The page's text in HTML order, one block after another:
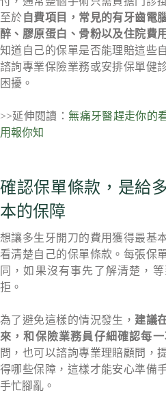
至於 自費項目，常見的有牙齒電
醉、膠原蛋白、骨粉以及住院費
知道自己的保單是否能理賠這些
諮詢專業保險業務或安排保單健
困擾。
>>延伸閱讀：無痛牙醫趕走你的
用報你知
確認保單條款，是給
本的保障
想讓多生牙開刀的費用獲得最基
看清楚自己的保單條款。每張保
同，如果沒有事先了解清楚，
拒。
為了避免這樣的情況發生， 建議
來，和保險業務員仔細確認每
問，也可以諮詢專業理賠顧問，
得哪些保障，這樣才能安心準備
手忙腳亂。